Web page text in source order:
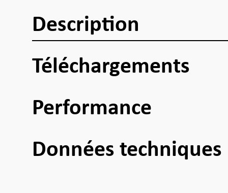
Description
Téléchargements
Performance
Données techniques